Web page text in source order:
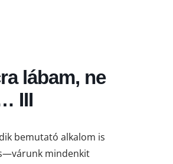
lábam, ne
III
bemutató alkalom is
mindenkit